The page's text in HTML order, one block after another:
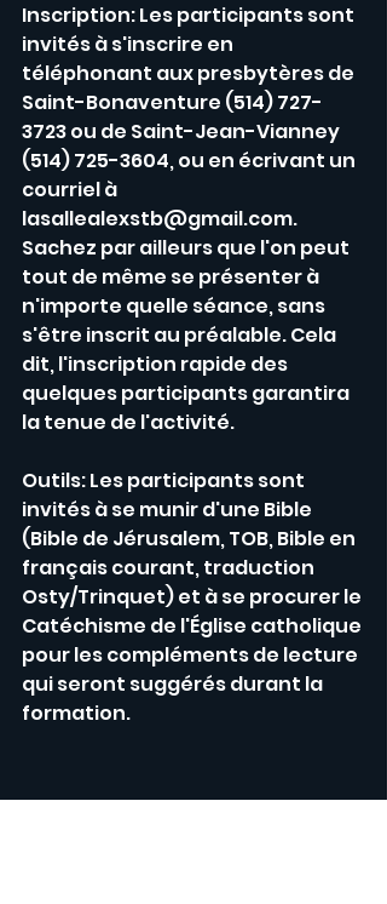
Inscription: Les participants sont
invités à s'inscrire en
téléphonant aux presbytères de
Saint-Bonaventure (514) 727-
3723 ou de Saint-Jean-Vianney
(514) 725-3604, ou en écrivant un
courriel à
lasallealexstb@gmail.com.
Sachez par ailleurs que l'on peut
tout de même se présenter à
n'importe quelle séance, sans
s'être inscrit au préalable. Cela
dit, l'inscription rapide des
quelques participants garantira
la tenue de l'activité.
Outils: Les participants sont
invités à se munir d'une Bible
(Bible de Jérusalem, TOB, Bible en
français courant, traduction
Osty/Trinquet) et à se procurer le
Catéchisme de l'Église catholique
pour les compléments de lecture
qui seront suggérés durant la
formation.